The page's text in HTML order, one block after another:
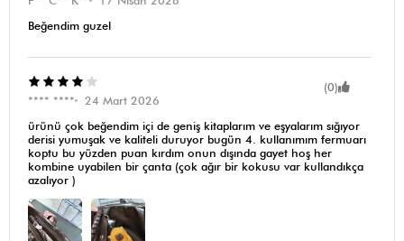
Beğendim guzel
(0)
**** ****
24 Mart 2026
ürünü çok beğendim içi de geniş kitaplarım ve eşyalarım sığıyor
derisi yumuşak ve kaliteli duruyor bugün 4. kullanımım fermuarı
koptu bu yüzden puan kırdım onun dışında gayet hoş her
kombine uyabilen bir çanta (çok ağır bir kokusu var kullandıkça
azalıyor )